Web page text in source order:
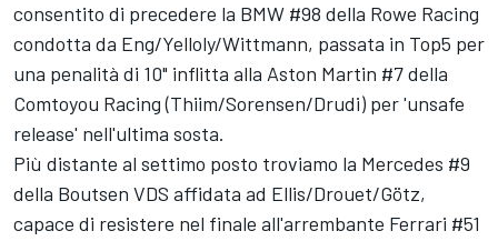
consentito di precedere la BMW #98 della Rowe Racing
condotta da Eng/Yelloly/Wittmann, passata in Top5 per
una penalità di 10" inflitta alla Aston Martin #7 della
Comtoyou Racing (Thiim/Sorensen/Drudi) per 'unsafe
release' nell'ultima sosta.
Più distante al settimo posto troviamo la Mercedes #9
della Boutsen VDS affidata ad Ellis/Drouet/Götz,
capace di resistere nel finale all'arrembante Ferrari #51